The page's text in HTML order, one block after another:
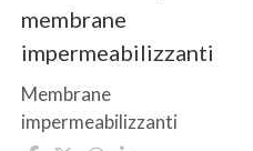
membrane
impermeabilizzanti
Membrane
impermeabilizzanti